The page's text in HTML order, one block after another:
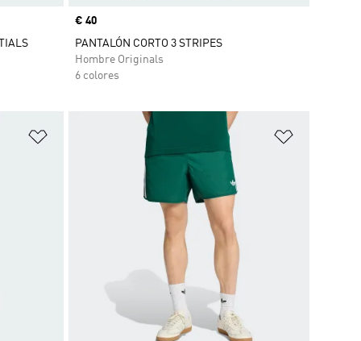
Precio
€ 40
PANTALÓN CORTO 3 STRIPES
Hombre Originals
6 colores
Añadir a la lista de deseos